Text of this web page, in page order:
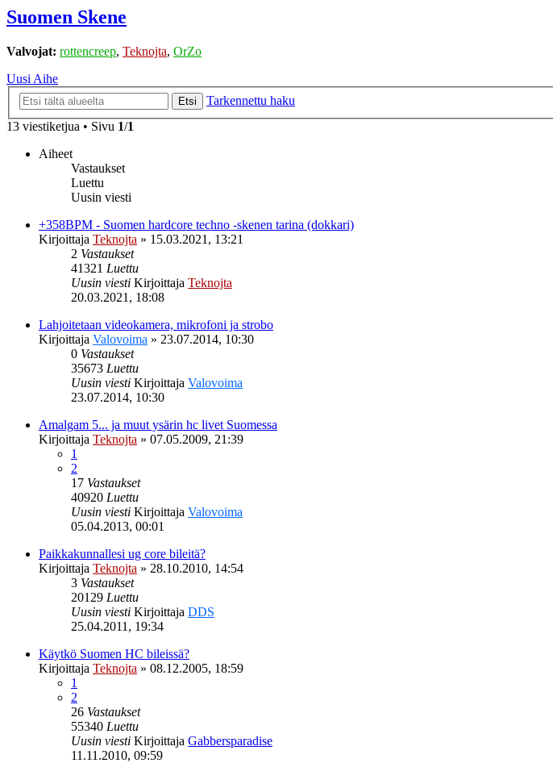
Suomen Skene
Valvojat: rottencreep, Teknojta, OrZo
Uusi Aihe
Etsi
Tarkennettu haku
13 viestiketjua • Sivu 1/1
Aiheet
Vastaukset
Luettu
Uusin viesti
+358BPM - Suomen hardcore techno -skenen tarina (dokkari)
Kirjoittaja Teknojta » 15.03.2021, 13:21
2 Vastaukset
41321 Luettu
Uusin viesti Kirjoittaja Teknojta
20.03.2021, 18:08
Lahjoitetaan videokamera, mikrofoni ja strobo
Kirjoittaja Valovoima » 23.07.2014, 10:30
0 Vastaukset
35673 Luettu
Uusin viesti Kirjoittaja Valovoima
23.07.2014, 10:30
Amalgam 5... ja muut ysärin hc livet Suomessa
Kirjoittaja Teknojta » 07.05.2009, 21:39
1
2
17 Vastaukset
40920 Luettu
Uusin viesti Kirjoittaja Valovoima
05.04.2013, 00:01
Paikkakunnallesi ug core bileitä?
Kirjoittaja Teknojta » 28.10.2010, 14:54
3 Vastaukset
20129 Luettu
Uusin viesti Kirjoittaja DDS
25.04.2011, 19:34
Käytkö Suomen HC bileissä?
Kirjoittaja Teknojta » 08.12.2005, 18:59
1
2
26 Vastaukset
55340 Luettu
Uusin viesti Kirjoittaja Gabbersparadise
11.11.2010, 09:59